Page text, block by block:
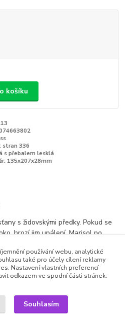
košíku
stran 336
s přebalem lesklá
135x207x28mm
s židovskými předky. Pokud se
hrozí jim upálení. Marisol po
běsnění inkvizice se žena upne
Isabelou a Marisoliným bývalým
Antoniem.
používání webu, analytické
také pro účely cílení reklamy
Nastavení vlastních preferencí
odkazem ve spodní části stránek.
Souhlasím